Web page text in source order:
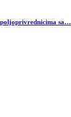
poljoprivrednicima sa…